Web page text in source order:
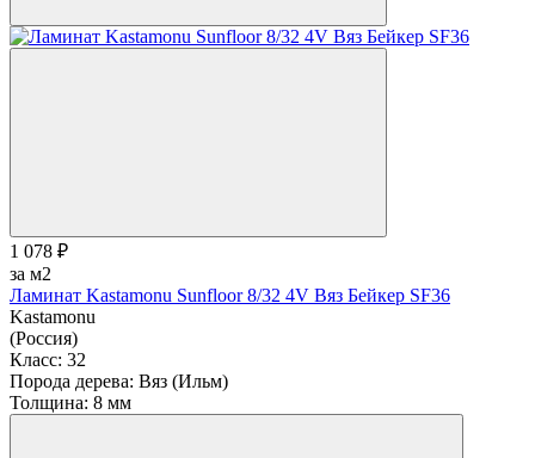
1 078 ₽
за м2
Ламинат Kastamonu Sunfloor 8/32 4V Вяз Бейкер SF36
Kastamonu
(Россия)
Класс: 32
Порода дерева: Вяз (Ильм)
Толщина: 8 мм